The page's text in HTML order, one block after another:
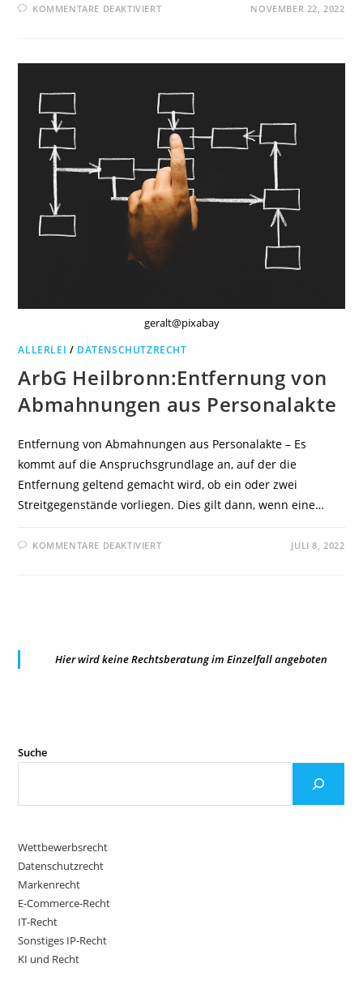
KOMMENTARE DEAKTIVIERTFÜR
ABMAHNUNG
NACH
BEENDIGUNG
DES
ARBEITSVERHÄLTNISSES
NOVEMBER 22, 2022
geralt@pixabay
ALLERLEI / DATENSCHUTZRECHT
ArbG Heilbronn:Entfernung von
Abmahnungen aus Personalakte
Entfernung von Abmahnungen aus Personalakte – Es
kommt auf die Anspruchsgrundlage an, auf der die
Entfernung geltend gemacht wird, ob ein oder zwei
Streitgegenstände vorliegen. Dies gilt dann, wenn eine…
KOMMENTARE DEAKTIVIERTFÜR JULI 8, 2022
Hier wird keine Rechtsberatung im Einzelfall angeboten
Suche
Wettbewerbsrecht
Datenschutzrecht
Markenrecht
E-Commerce-Recht
IT-Recht
Sonstiges IP-Recht
KI und Recht